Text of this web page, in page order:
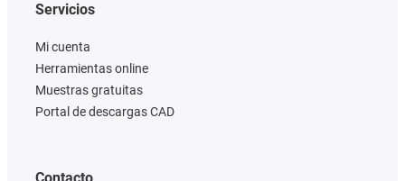
Servicios
Mi cuenta
Herramientas online
Muestras gratuitas
Portal de descargas CAD